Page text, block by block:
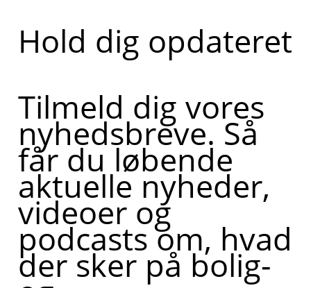
Hold dig opdateret
Tilmeld dig vores
nyhedsbreve. Så
får du løbende
aktuelle nyheder,
videoer og
podcasts om, hvad
der sker på bolig-